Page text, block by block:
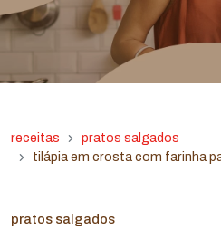
receitas
pratos salgados
tilápia em crosta com farinha
pratos salgados